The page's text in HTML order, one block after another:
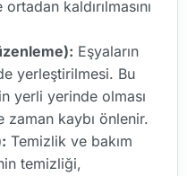
kaldırılmasını
Eşyaların
yerleştirilmesi. Bu
yerli yerinde olması
zaman kaybı önlenir.
Temizlik ve bakım
temizliği,